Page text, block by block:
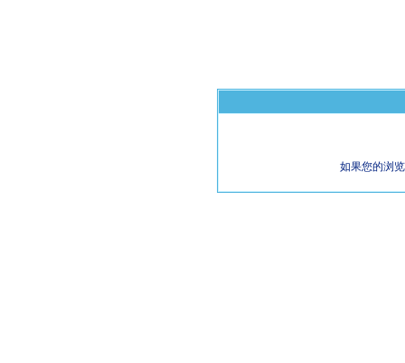
如果您的浏